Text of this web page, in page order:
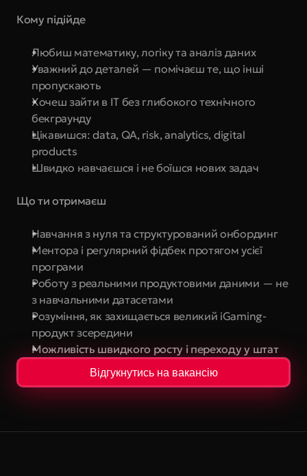
Кому підійде
Любиш математику, логіку та аналіз даних
Уважний до деталей — помічаєш те, що інші
пропускають
Хочеш зайти в IT без глибокого технічного
бекграунду
Цікавишся: data, QA, risk, analytics, digital
products
Швидко навчаєшся і не боїшся нових задач
Що ти отримаєш
Навчання з нуля та структурований онбординг
Ментора і регулярний фідбек протягом усієї
програми
Роботу з реальними продуктовими даними — не
з навчальними датасетами
Розуміння, як захищається великий iGaming-
продукт зсередини
Можливість швидкого росту і переходу у штат
Відгукнутись на вакансію